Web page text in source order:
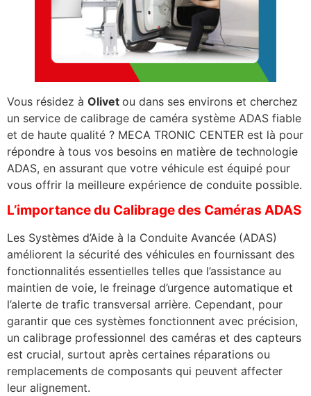
Vous résidez à Olivet ou dans ses environs et cherchez
un service de calibrage de caméra système ADAS fiable
et de haute qualité ? MECA TRONIC CENTER est là pour
répondre à tous vos besoins en matière de technologie
ADAS, en assurant que votre véhicule est équipé pour
vous offrir la meilleure expérience de conduite possible.
L’importance du Calibrage des Caméras ADAS
Les Systèmes d’Aide à la Conduite Avancée (ADAS)
améliorent la sécurité des véhicules en fournissant des
fonctionnalités essentielles telles que l’assistance au
maintien de voie, le freinage d’urgence automatique et
l’alerte de trafic transversal arrière. Cependant, pour
garantir que ces systèmes fonctionnent avec précision,
un calibrage professionnel des caméras et des capteurs
est crucial, surtout après certaines réparations ou
remplacements de composants qui peuvent affecter
leur alignement.